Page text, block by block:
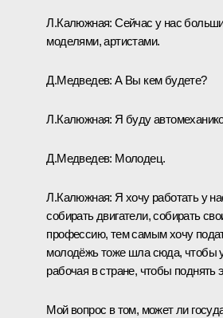
Л.Калюжная:Сейчас у нас
моделями, артистами.
Д.Медведев:А Вы кем будете?
Л.Калюжная: Я буду
Д.Медведев: Молодец.
Л.Калюжная: Я хочу работать у
собирать двигатели, собирать
профессию, тем самым хочу
молодёжь тоже шла сюда, чтобы
рабочая в стране, чтобы поднять
Мой вопрос в том, может ли